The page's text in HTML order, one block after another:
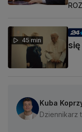
45 min
Kuba
Dziennikarz